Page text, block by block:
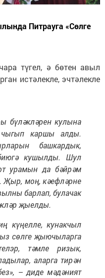
Питрауга «Сөлге
түгел, ә бөтен авыл
истәлекле, эчтәлекле
бүләкләрен кулына
чыгып каршы алды.
башкардык,
кушылды. Шул
урамын да бәйрәм
Җыр, моң, кәефләрне
барлап, булачак
җыелды.
күңелле, кунакчыл
сөлге җыючыларга
тәмле ризык,
аларга тирән
– диде мәдәният